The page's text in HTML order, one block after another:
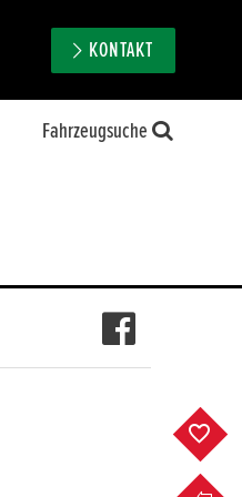
KONTAKT
Fahrzeugsuche